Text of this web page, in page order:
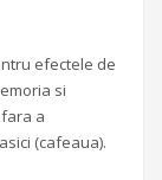
efectele de
si
a
(cafeaua).